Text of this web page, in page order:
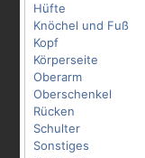
Hüfte
Knöchel und Fuß
Kopf
Körperseite
Oberarm
Oberschenkel
Rücken
Schulter
Sonstiges